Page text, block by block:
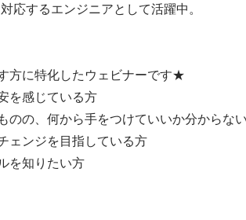
応するエンジニアとして活躍中。
方に特化したウェビナーです★
を感じている方
のの、何から手をつけていいか分からな
ェンジを目指している方
を知りたい方